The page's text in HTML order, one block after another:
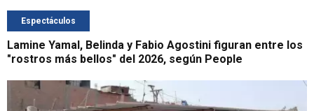
Espectáculos
Lamine Yamal, Belinda y Fabio Agostini figuran entre los
"rostros más bellos" del 2026, según People